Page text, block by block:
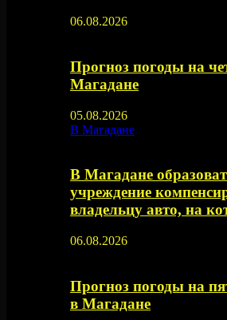
06.08.2026
Прогноз погоды на
Магадане
05.08.2026
В Магадане
В Магадане
учреждение
владельцу авто, на
06.08.2026
Прогноз погоды на
в Магадане